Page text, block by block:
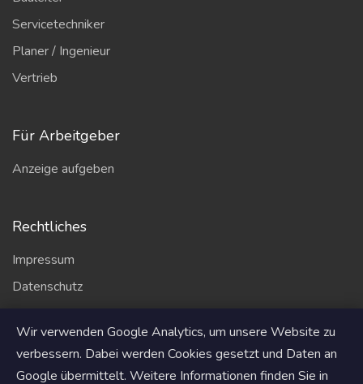
Servicetechniker
Planer / Ingenieur
Vertrieb
Für Arbeitgeber
Anzeige aufgeben
Rechtliches
Impressum
Datenschutz
Partner
Wir verwenden Google Analytics, um unsere Website zu
verbessern. Dabei werden Cookies gesetzt und Daten an
Google übermittelt. Weitere Informationen finden Sie in